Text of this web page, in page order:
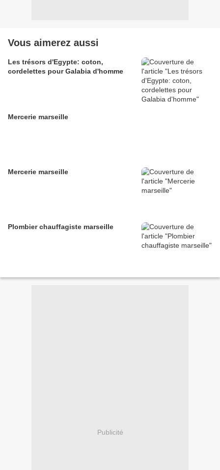
Vous aimerez aussi
Les trésors d'Egypte: coton,
cordelettes pour Galabia d'homme
Mercerie marseille
Mercerie marseille
Plombier chauffagiste marseille
Publicité